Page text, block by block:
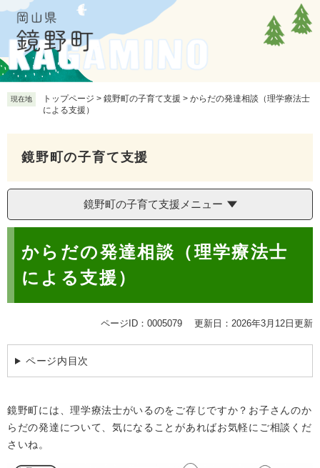
先
頭
を
飛
現在地 トップページ > 鏡野町の子育て支援 > からだの発達相談（理学療法士
による支援）
鏡野町の子育て支援
鏡野町の子育て支援メニュー
からだの発達相談（理学療法士
による支援）
ページID：0005079 更新日：2026年3月12日更新
ページ内目次
鏡野町には、理学療法士がいるのをご存じですか？お子さんのか
らだの発達について、気になることがあればお気軽にご相談くだ
さいね。